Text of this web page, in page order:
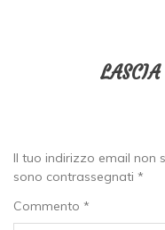
Il tuo indirizzo email non
sono contrassegnati *
Commento *